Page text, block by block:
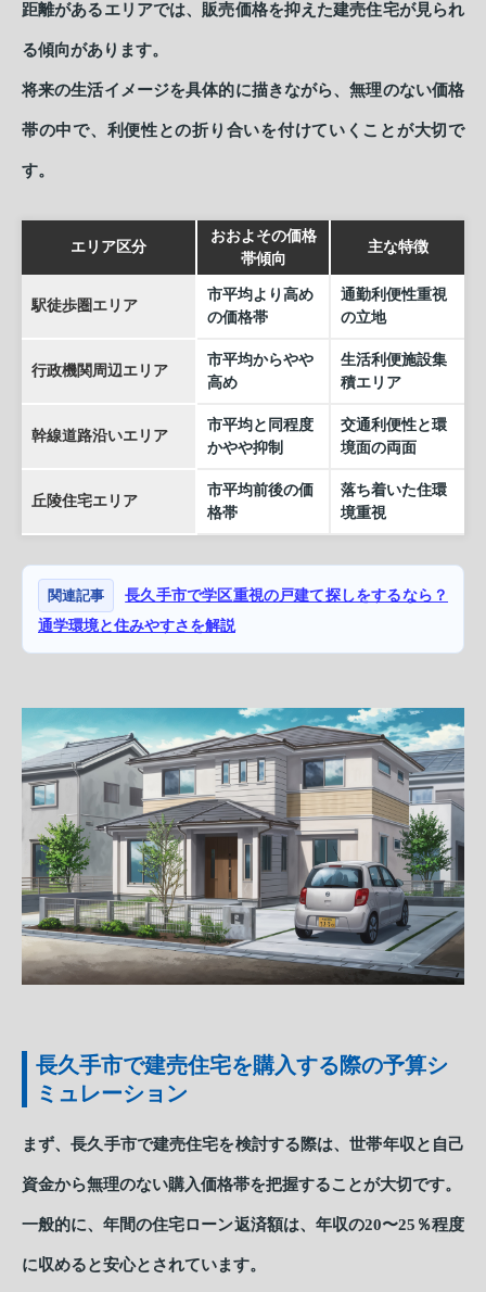
距離があるエリアでは、販売価格を抑えた建売住宅が見られ
る傾向があります。
将来の生活イメージを具体的に描きながら、無理のない価格
帯の中で、利便性との折り合いを付けていくことが大切で
す。
エリア区分
おおよその価格
帯傾向
主な特徴
駅徒歩圏エリア
市平均より高め
の価格帯
通勤利便性重視
の立地
行政機関周辺エリア
市平均からやや
高め
生活利便施設集
積エリア
幹線道路沿いエリア
市平均と同程度
かやや抑制
交通利便性と環
境面の両面
丘陵住宅エリア
市平均前後の価
格帯
落ち着いた住環
境重視
関連記事
長久手市で学区重視の戸建て探しをするなら？
通学環境と住みやすさを解説
長久手市で建売住宅を購入する際の予算シ
ミュレーション
まず、長久手市で建売住宅を検討する際は、世帯年収と自己
資金から無理のない購入価格帯を把握することが大切です。
一般的に、年間の住宅ローン返済額は、年収の20〜25％程度
に収めると安心とされています。